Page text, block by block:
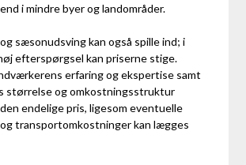
i mindre byer og landområder.
sæsonudsving kan også spille ind; i
efterspørgsel kan priserne stige.
erfaring og ekspertise samt
størrelse og omkostningsstruktur
endelige pris, ligesom eventuelle
transportomkostninger kan lægges